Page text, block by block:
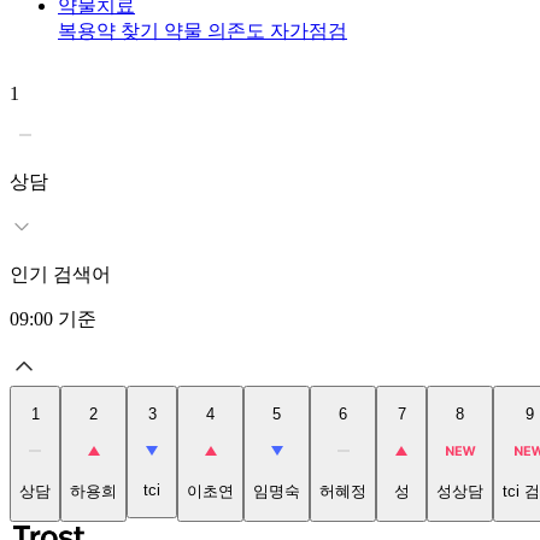
약물치료
복용약 찾기 약물 의존도 자가점검
1
상담
인기 검색어
09:00 기준
1
상담
2
하용희
3
tci
4
이초연
5
임명숙
6
허혜정
7
성
8
성상담
9
tci